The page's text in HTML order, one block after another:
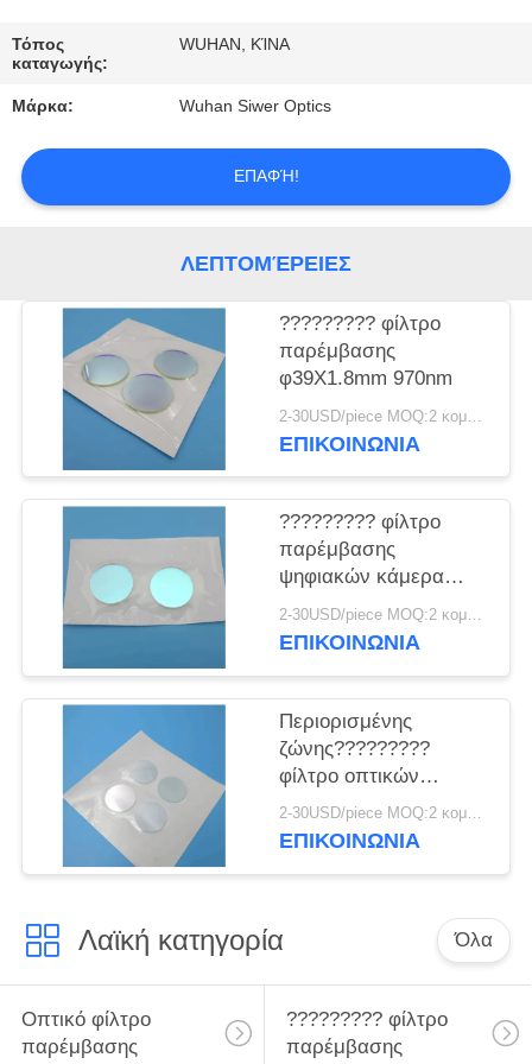
ΜΑΣ
ΕΛΆΤΕ
ΣΕ
ΕΠΑΦΉ
ΖΗΤΉΣΤΕ
ΈΝΑ
ΑΠΌΣΠΑΣΜΑ
Τόπος
καταγωγής:
WUHAN, ΚΊΝΑ
Μάρκα: Wuhan Siwer Optics
ΕΠΑΦΉ!
ΛΕΠΤΟΜΈΡΕΙΕΣ
????????? φίλτρο
παρέμβασης
φ39X1.8mm 970nm
2-30USD/piece MOQ:2 κομμάτια
ΕΠΙΚΟΙΝΩΝΙΑ
????????? φίλτρο
παρέμβασης
ψηφιακών κάμερα
750nm
2-30USD/piece MOQ:2 κομμάτια
ΕΠΙΚΟΙΝΩΝΙΑ
Περιορισμένης
ζώνης?????????
φίλτρο οπτικών
συστημάτων 520nm
2-30USD/piece MOQ:2 κομμάτια
ΕΠΙΚΟΙΝΩΝΙΑ
Λαϊκή κατηγορία Όλα
Οπτικό φίλτρο
παρέμβασης
????????? φίλτρο
παρέμβασης